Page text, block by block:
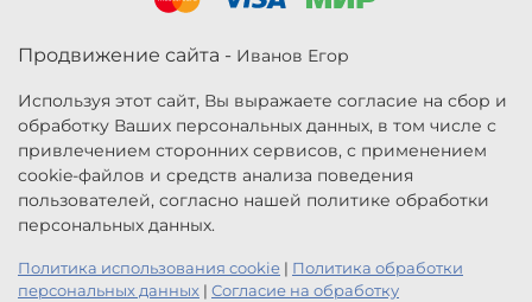
Продвижение сайта - Иванов Егор
Используя этот сайт, Вы выражаете согласие на сбор и
обработку Ваших персональных данных, в том числе с
привлечением сторонних сервисов, с применением
cookie-файлов и средств анализа поведения
пользователей, согласно нашей политике обработки
персональных данных.
Политика использования cookie | Политика обработки
персональных данных | Согласие на обработку